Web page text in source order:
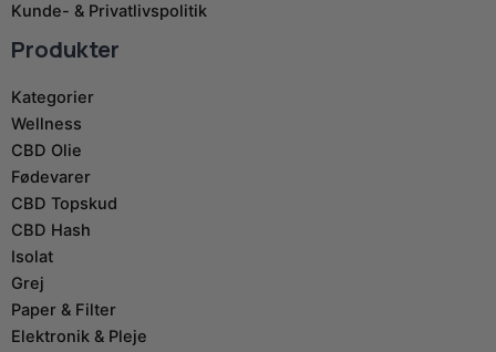
Kunde- & Privatlivspolitik
Produkter
Kategorier
Wellness
CBD Olie
Fødevarer
CBD Topskud
CBD Hash
Isolat
Grej
Paper & Filter
Elektronik & Pleje